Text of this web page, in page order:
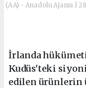
(AA) - Anadolu Ajansı |
İrlanda
Kudüs'teki
edilen ürünlerin